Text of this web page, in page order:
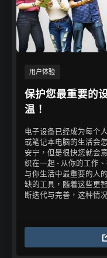
用户体验​
保护您最重要的
温！
电子设备已经成为每个
或笔记本电脑的生活会
安宁，但是很快您就会
织在一起 - 从你的工作
与你生活中最重要的人
缺的工具，随着这些更
断迭代与完善，这种情